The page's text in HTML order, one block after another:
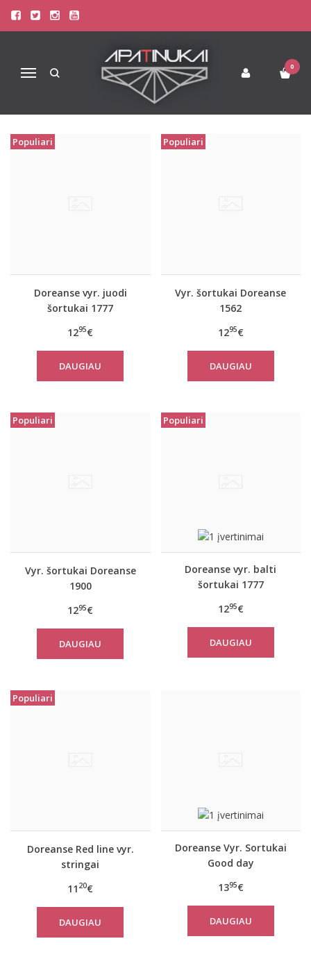
Navigacija
0
PREKIŲ PAIEŠKA - VYR.
Prekių paieška
Populiari
Doreanse vyr. juodi
šortukai 1777
1295€
DAUGIAU
Populiari
Vyr. šortukai Doreanse
1562
1295€
DAUGIAU
Populiari
Vyr. šortukai Doreanse
1900
1295€
DAUGIAU
Populiari
Doreanse vyr. balti
šortukai 1777
1295€
DAUGIAU
Populiari
Doreanse Red line vyr.
stringai
11 20€
DAUGIAU
Doreanse Vyr. Sortukai
Good day
1395€
DAUGIAU